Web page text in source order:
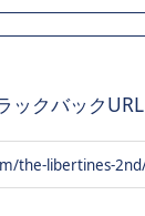
ックバックURL